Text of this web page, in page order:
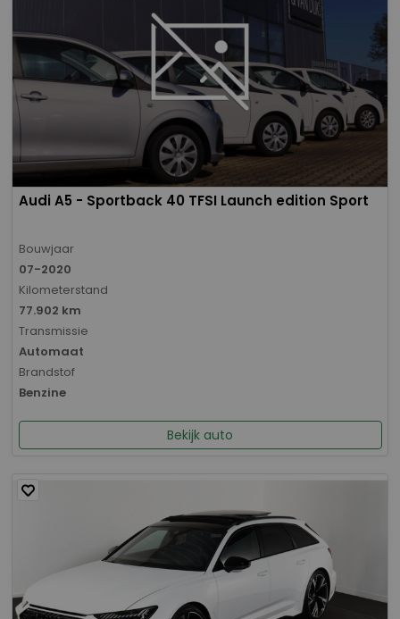
Audi A5 - Sportback 40 TFSI Launch edition Sport
Bouwjaar
07-2020
Kilometerstand
77.902 km
Transmissie
Automaat
Brandstof
Benzine
Bekijk auto